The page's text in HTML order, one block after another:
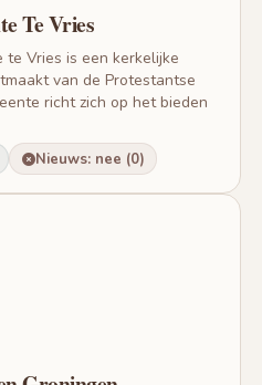
Te Vries
Vries is een kerkelijke
van de Protestantse
richt zich op het bieden
Nieuws: nee (0)